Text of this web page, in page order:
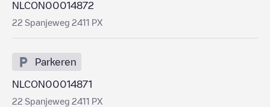
NLCON00014872
22 Spanjeweg 2411 PX
Parkeren
NLCON00014871
22 Spanjeweg 2411 PX